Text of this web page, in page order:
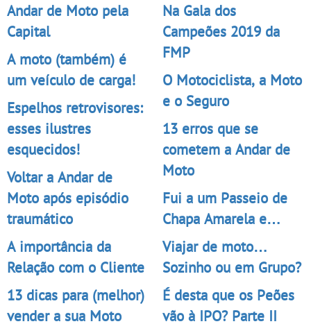
Andar de Moto pela
Capital
A moto (também) é
um veículo de carga!
Espelhos retrovisores:
esses ilustres
esquecidos!
Voltar a Andar de
Moto após episódio
traumático
A importância da
Relação com o Cliente
13 dicas para (melhor)
vender a sua Moto
Na Gala dos
Campeões 2019 da
FMP
O Motociclista, a Moto
e o Seguro
13 erros que se
cometem a Andar de
Moto
Fui a um Passeio de
Chapa Amarela e…
Viajar de moto…
Sozinho ou em Grupo?
É desta que os Peões
vão à IPO? Parte II